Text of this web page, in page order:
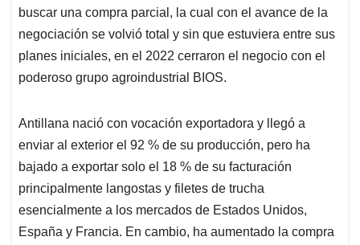
buscar una compra parcial, la cual con el avance de la
negociación se volvió total y sin que estuviera entre sus
planes iniciales, en el 2022 cerraron el negocio con el
poderoso grupo agroindustrial BIOS.
Antillana nació con vocación exportadora y llegó a
enviar al exterior el 92 % de su producción, pero ha
bajado a exportar solo el 18 % de su facturación
principalmente langostas y filetes de trucha
esencialmente a los mercados de Estados Unidos,
España y Francia. En cambio, ha aumentado la compra